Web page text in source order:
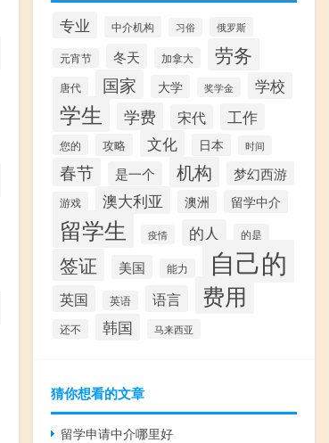
专业 中介机构 习俗 俄罗斯
元宵节 冬天 加拿大 劳务
唐代 国家 大学 奖学金 学校
学生 学费 宋代 工作
您的 攻略 文化 日本 时间
春节 是一个 机构 梦幻西游
游戏 澳大利亚 澳洲 留学中介
留学生 疫情 的人 的是
签证 美国 能力 自己的
英国 英语 语言 费用
还不 韩国 马来西亚
猜你想看的文章
留学申请中介哪里好